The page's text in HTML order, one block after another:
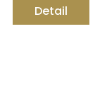
Detail